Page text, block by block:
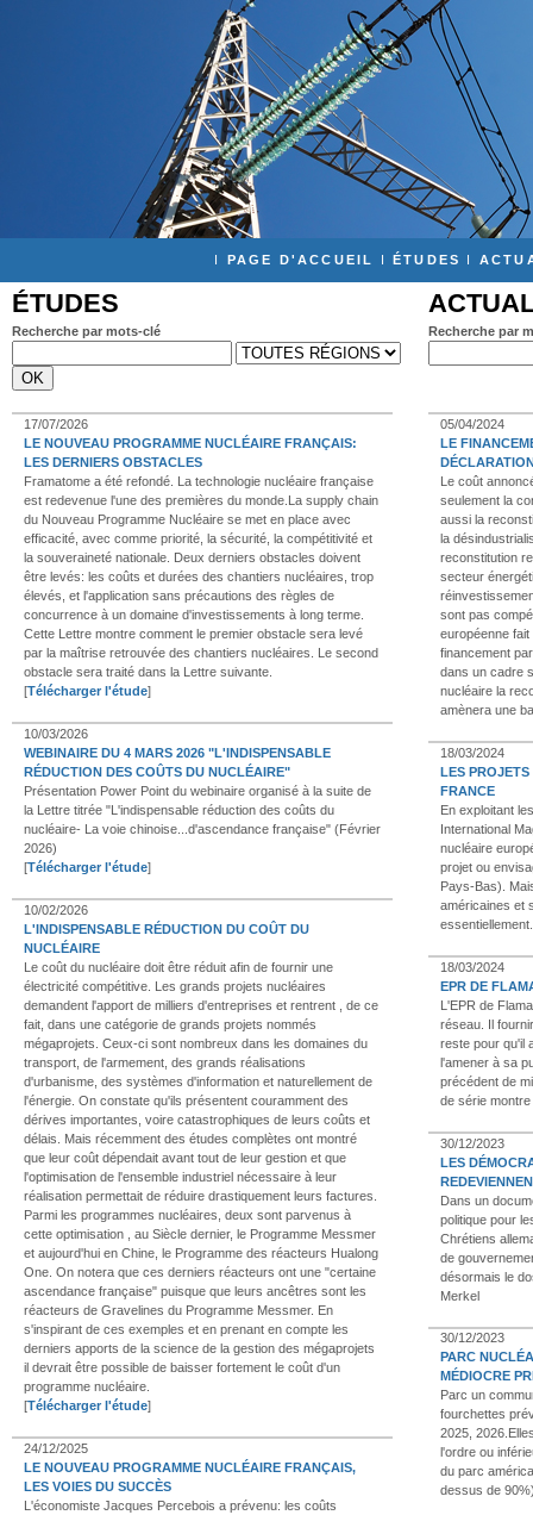
I PAGE D'ACCUEIL IÉTUDES I
ÉTUDES
Recherche par mots-clé Recherche par
17/07/2026
LE NOUVEAU PROGRAMME NUCLÉAIRE FRANÇAIS:
LES DERNIERS OBSTACLES
Framatome a été refondé. La technologie nucléaire française
est redevenue l'une des premières du monde.La supply chain
du Nouveau Programme Nucléaire se met en place avec
efficacité, avec comme priorité, la sécurité, la compétitivité et
la souveraineté nationale. Deux derniers obstacles doivent
être levés: les coûts et durées des chantiers nucléaires, trop
élevés, et l'application sans précautions des règles de
concurrence à un domaine d'investissements à long terme.
Cette Lettre montre comment le premier obstacle sera levé
par la maîtrise retrouvée des chantiers nucléaires. Le second
obstacle sera traité dans la Lettre suivante.
[Télécharger l'étude]
10/03/2026
WEBINAIRE DU 4 MARS 2026 "L'INDISPENSABLE
RÉDUCTION DES COÛTS DU NUCLÉAIRE"
Présentation Power Point du webinaire organisé à la suite de
la Lettre titrée "L'indispensable réduction des coûts du
nucléaire- La voie chinoise...d'ascendance française" (Février
2026)
[Télécharger l'étude]
10/02/2026
L'INDISPENSABLE RÉDUCTION DU COÛT DU
NUCLÉAIRE
Le coût du nucléaire doit être réduit afin de fournir une
électricité compétitive. Les grands projets nucléaires
demandent l'apport de milliers d'entreprises et rentrent , de ce
fait, dans une catégorie de grands projets nommés
mégaprojets. Ceux-ci sont nombreux dans les domaines du
transport, de l'armement, des grands réalisations
d'urbanisme, des systèmes d'information et naturellement de
l'énergie. On constate qu'ils présentent couramment des
dérives importantes, voire catastrophiques de leurs coûts et
délais. Mais récemment des études complètes ont montré
que leur coût dépendait avant tout de leur gestion et que
l'optimisation de l'ensemble industriel nécessaire à leur
réalisation permettait de réduire drastiquement leurs factures.
Parmi les programmes nucléaires, deux sont parvenus à
cette optimisation , au Siècle dernier, le Programme Messmer
et aujourd'hui en Chine, le Programme des réacteurs Hualong
One. On notera que ces derniers réacteurs ont une "certaine
ascendance française" puisque que leurs ancêtres sont les
réacteurs de Gravelines du Programme Messmer. En
s'inspirant de ces exemples et en prenant en compte les
derniers apports de la science de la gestion des mégaprojets
il devrait être possible de baisser fortement le coût d'un
programme nucléaire.
[Télécharger l'étude]
24/12/2025
LE NOUVEAU PROGRAMME NUCLÉAIRE FRANÇAIS,
LES VOIES DU SUCCÈS
L'économiste Jacques Percebois a prévenu: les coûts
05/04/2024
LE
Le coût
seulement la
aussi la
la
reconstitution
secteur
sont pas
européenne
financement
dans un cadre
nucléaire la
amènera une
18/03/2024
LES
FRANCE
En exploitant
International
nucléaire
projet ou
Pays-Bas).
américaines et
essentiellement.
18/03/2024
EPR DE
L'EPR de
réseau. Il
reste pour qu'il
l'amener à sa
précédent de
de série
30/12/2023
LES
Dans un
politique pour
Chrétiens
de
désormais le
Merkel
30/12/2023
PARC
MÉDIOCRE
Parc un
fourchettes
2025,
l'ordre ou
du parc
dessus de